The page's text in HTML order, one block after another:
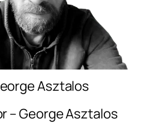
Asztalos
– George Asztalos